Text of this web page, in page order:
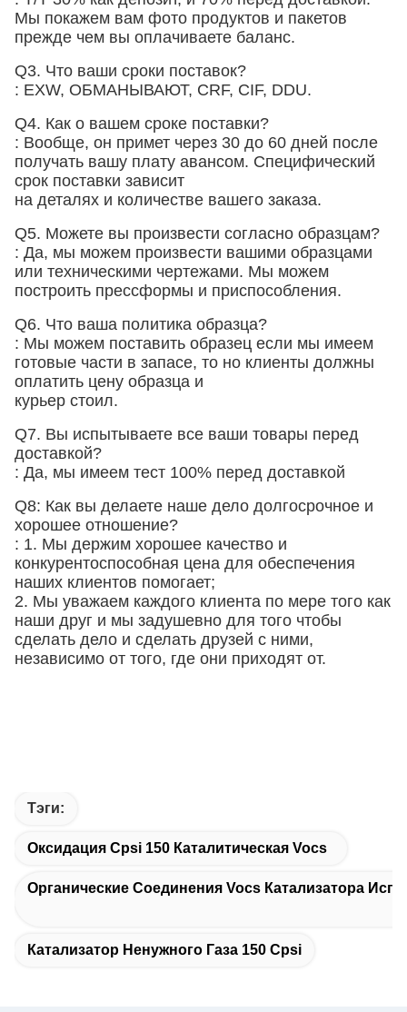
Мы покажем вам фото продуктов и пакетов
прежде чем вы оплачиваете баланс.
Q3. Что ваши сроки поставок?
: EXW, ОБМАНЫВАЮТ, CRF, CIF, DDU.
Q4. Как о вашем сроке поставки?
: Вообще, он примет через 30 до 60 дней после
получать вашу плату авансом. Специфический
срок поставки зависит
на деталях и количестве вашего заказа.
Q5. Можете вы произвести согласно образцам?
: Да, мы можем произвести вашими образцами
или техническими чертежами. Мы можем
построить прессформы и приспособления.
Q6. Что ваша политика образца?
: Мы можем поставить образец если мы имеем
готовые части в запасе, то но клиенты должны
оплатить цену образца и
курьер стоил.
Q7. Вы испытываете все ваши товары перед
доставкой?
: Да, мы имеем тест 100% перед доставкой
Q8: Как вы делаете наше дело долгосрочное и
хорошее отношение?
: 1. Мы держим хорошее качество и
конкурентоспособная цена для обеспечения
наших клиентов помогает;
2. Мы уважаем каждого клиента по мере того как
наши друг и мы задушевно для того чтобы
сделать дело и сделать друзей с ними,
независимо от того, где они приходят от.
Тэги:
Оксидация Cpsi 150 Каталитическая Vocs
Органические Соединения Vocs Катализатора
Катализатор Ненужного Газа 150 Cpsi